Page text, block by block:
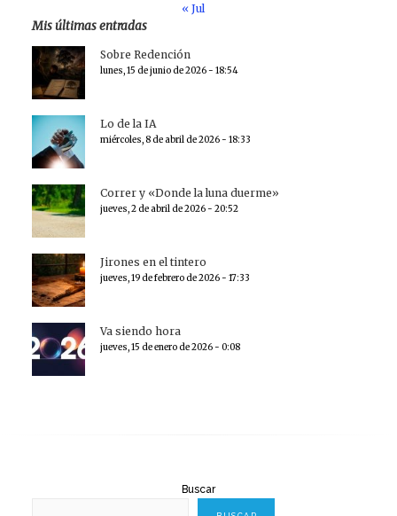
« Jul
Mis últimas entradas
Sobre Redención
lunes, 15 de junio de 2026 - 18:54
Lo de la IA
miércoles, 8 de abril de 2026 - 18:33
Correr y «Donde la luna duerme»
jueves, 2 de abril de 2026 - 20:52
Jirones en el tintero
jueves, 19 de febrero de 2026 - 17:33
Va siendo hora
jueves, 15 de enero de 2026 - 0:08
Buscar